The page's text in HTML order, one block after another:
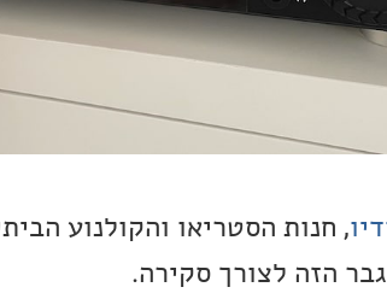
, חנות הסטריאו והקולנוע
הזה לצורך סקירה.